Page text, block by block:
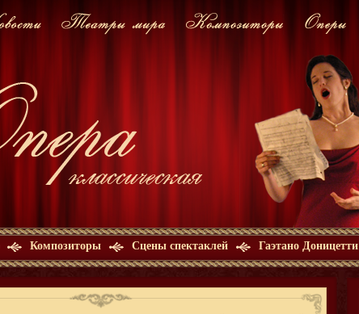
Композиторы Сцены спектаклей Гаэтано Доницетти